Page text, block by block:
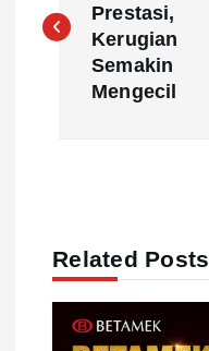
s
v
Prestasi,
Kerugian
Semakin
Mengecil
Related Posts